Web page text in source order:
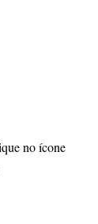
no ícone